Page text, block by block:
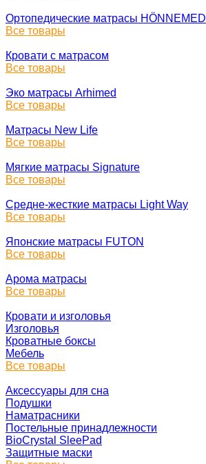
Ортопедические матрасы HÖNNEMED
Все товары
Кровати с матрасом
Все товары
Эко матрасы Arhimed
Все товары
Матрасы New Life
Все товары
Мягкие матрасы Signature
Все товары
Средне-жесткие матрасы Light Way
Все товары
Японские матрасы FUTON
Все товары
Арома матрасы
Все товары
Кровати и изголовья
Изголовья
Кроватные боксы
Мебель
Все товары
Аксессуары для сна
Подушки
Наматрасники
Постельные принадлежности
BioCrystal SleePad
Защитные маски